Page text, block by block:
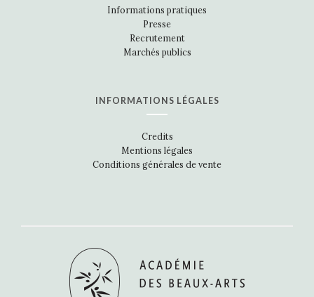
Informations pratiques
Presse
Recrutement
Marchés publics
INFORMATIONS LÉGALES
Credits
Mentions légales
Conditions générales de vente